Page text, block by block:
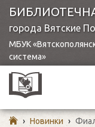
города Вятские
МБУК
система»
› Новинки ›